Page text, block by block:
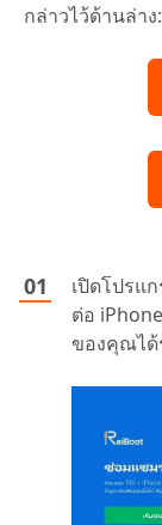
กล่าวไว้ด้านล่าง:
เปิดโปรแ
ต่อ
ของคุณได้